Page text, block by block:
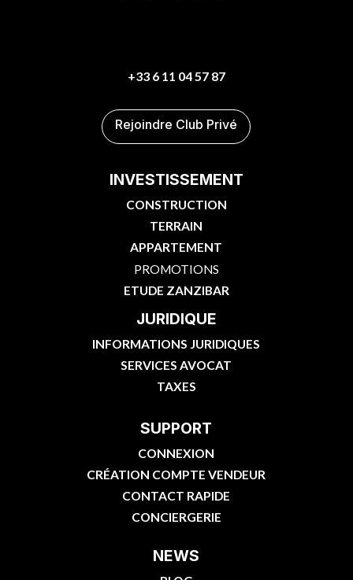
+33 6 11 04 57 87
Rejoindre Club Privé
INVESTISSEMENT
CONSTRUCTION
TERRAIN
APPARTEMENT
PROMOTIONS
ETUDE ZANZIBAR
JURIDIQUE
INFORMATIONS JURIDIQUES
SERVICES AVOCAT
TAXES
SUPPORT
CONNEXION
CRÉATION COMPTE VENDEUR
CONTACT RAPIDE
CONCIERGERIE
NEWS